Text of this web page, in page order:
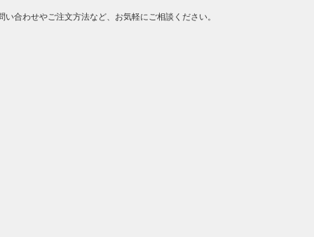
い合わせやご注文方法など、お気軽にご相談ください。